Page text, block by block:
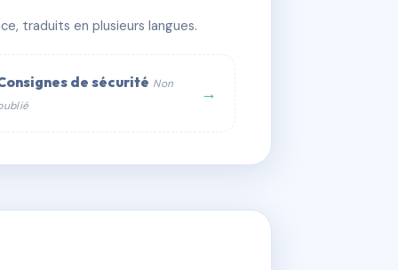
traduits en plusieurs langues.
de sécurité Non
→